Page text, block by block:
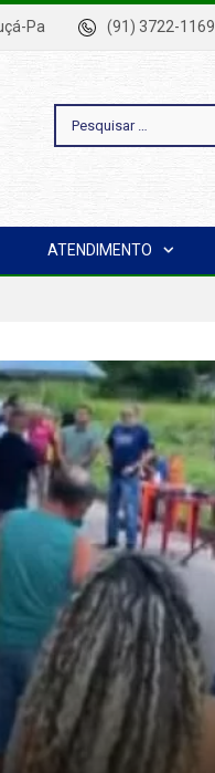
Pa (91) 3722-1169
Pesquisar
por:
ATENDIMENTO